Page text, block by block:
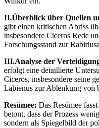
II.Überblick über Quellen
gibt einen kritischen Abriss
insbesondere Ciceros Rede
Forschungsstand zur
III.Analyse der
erfolgt eine detaillierte
Ciceros, insbesondere seine
Labienus zur Ablenkung von
Resümee: Das Resümee
betont, dass der Prozess
sondern als Spiegelbild der